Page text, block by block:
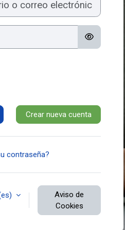
Crear nueva cuenta
contraseña?
Aviso de
Cookies